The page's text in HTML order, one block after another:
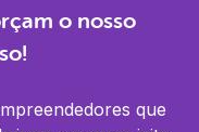
o nosso
que